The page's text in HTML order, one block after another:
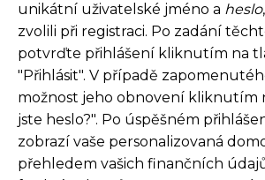
unikátní uživatelské jméno a heslo
zvolili při registraci. Po zadání
potvrďte přihlášení kliknutím na
"Přihlásit". V případě
možnost jeho obnovení kliknutím
jste heslo?". Po úspěšném
zobrazí vaše personalizovaná
přehledem vašich finančních